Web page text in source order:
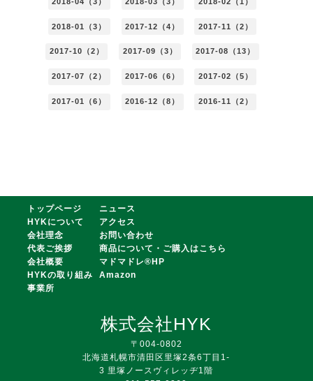
2018-01（3） 2017-12（4） 2017-11（2）
2017-10（2） 2017-09（3） 2017-08（13）
2017-07（2） 2017-06（6） 2017-02（5）
2017-01（6） 2016-12（8） 2016-11（2）
トップページ
HYKについて
会社理念
代表ご挨拶
会社概要
HYKの取り組み
事業所
ニュース
アクセス
お問い合わせ
商品について・ご購入はこちら
マドマドレ®HP
Amazon
株式会社HYK
〒004-0802
北海道札幌市清田区里塚2条6丁目1-
3 里塚ノースヴィレッヂ1階